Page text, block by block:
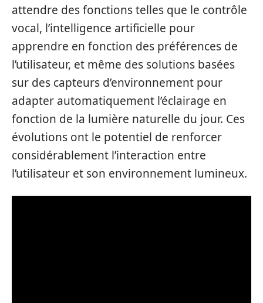
attendre des fonctions telles que le contrôle
vocal, l’intelligence artificielle pour
apprendre en fonction des préférences de
l’utilisateur, et même des solutions basées
sur des capteurs d’environnement pour
adapter automatiquement l’éclairage en
fonction de la lumière naturelle du jour. Ces
évolutions ont le potentiel de renforcer
considérablement l’interaction entre
l’utilisateur et son environnement lumineux.